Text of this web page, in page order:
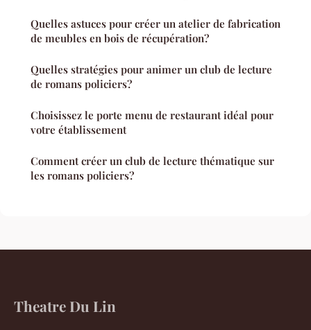
Quelles astuces pour créer un atelier de fabrication
de meubles en bois de récupération?
Quelles stratégies pour animer un club de lecture
de romans policiers?
Choisissez le porte menu de restaurant idéal pour
votre établissement
Comment créer un club de lecture thématique sur
les romans policiers?
Theatre Du Lin